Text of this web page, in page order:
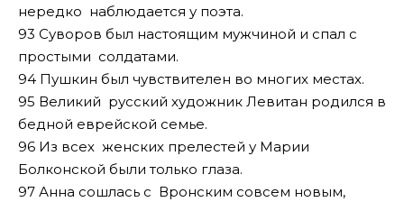
нередко наблюдается у поэта.
93 Суворов был настоящим мужчиной и спал с
простыми солдатами.
94 Пушкин был чувствителен во многих местах.
95 Великий русский художник Левитан родился в
бедной еврейской семье.
96 Из всех женских прелестей у Марии
Болконской были только глаза.
97 Анна сошлась с Вронским совсем новым,